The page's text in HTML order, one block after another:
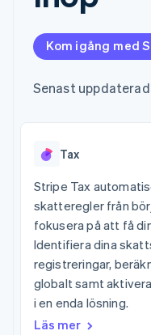
Accelererad
Financial
Länkade
Product roadmap
Se vad som
Radar
Atlas
Bolagsbildning för
Climate
Koldioxidinfångning
Efter
AI-
och
API-
Bli
Kom igång med
Senast uppdaterad
Tax
Stripe Tax
skatteregler från
fokusera på att få
Identifiera dina
registreringar,
globalt samt
i en enda lösning.
Läs mer